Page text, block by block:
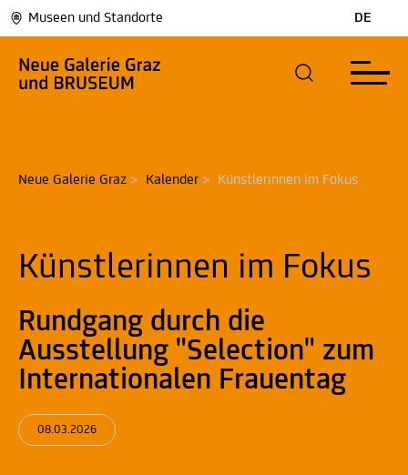
Museen und Standorte DE
Neue Galerie Graz > Kalender > Künstlerinnen im Fokus
Künstlerinnen im Fokus
Rundgang durch die
Ausstellung "Selection" zum
Internationalen Frauentag
08.03.2026